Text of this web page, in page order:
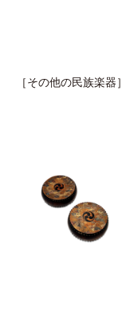
［その他の民族楽器］